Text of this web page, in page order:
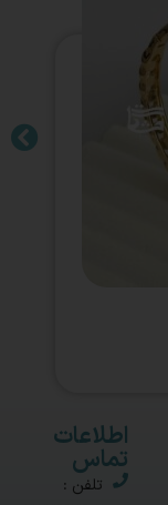
اطلاعات
تماس
تلفن :